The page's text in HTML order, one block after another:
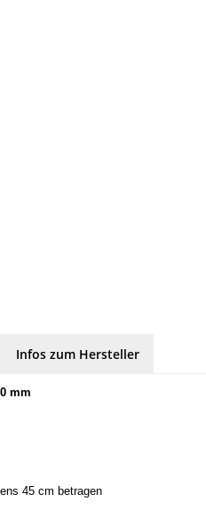
Infos zum Hersteller
mm
45 cm betragen